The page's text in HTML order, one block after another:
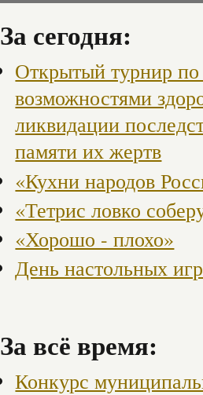
За сегодня:
Открытый турнир
возможностями
ликвидации
памяти их жертв
«Кухни народов
«Тетрис ловко
«Хорошо - плохо»
День настольных игр
За всё время:
Конкурс